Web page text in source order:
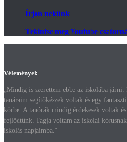
Írjon nekünk
Tekintse meg Youtube
Vélemények
„Mindig is szerettem ebbe az iskolába
tanáraim segítőkészek voltak és egy
körbe. A tanórák mindig érdekesek voltak
fejlődtünk. Tagja voltam az iskolai
iskolás napjaimba.”